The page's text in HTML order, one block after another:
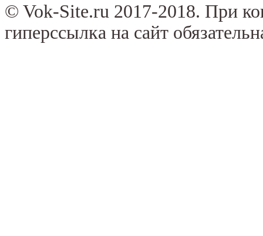
© Vok-Site.ru 2017-2018. При
гиперссылка на сайт